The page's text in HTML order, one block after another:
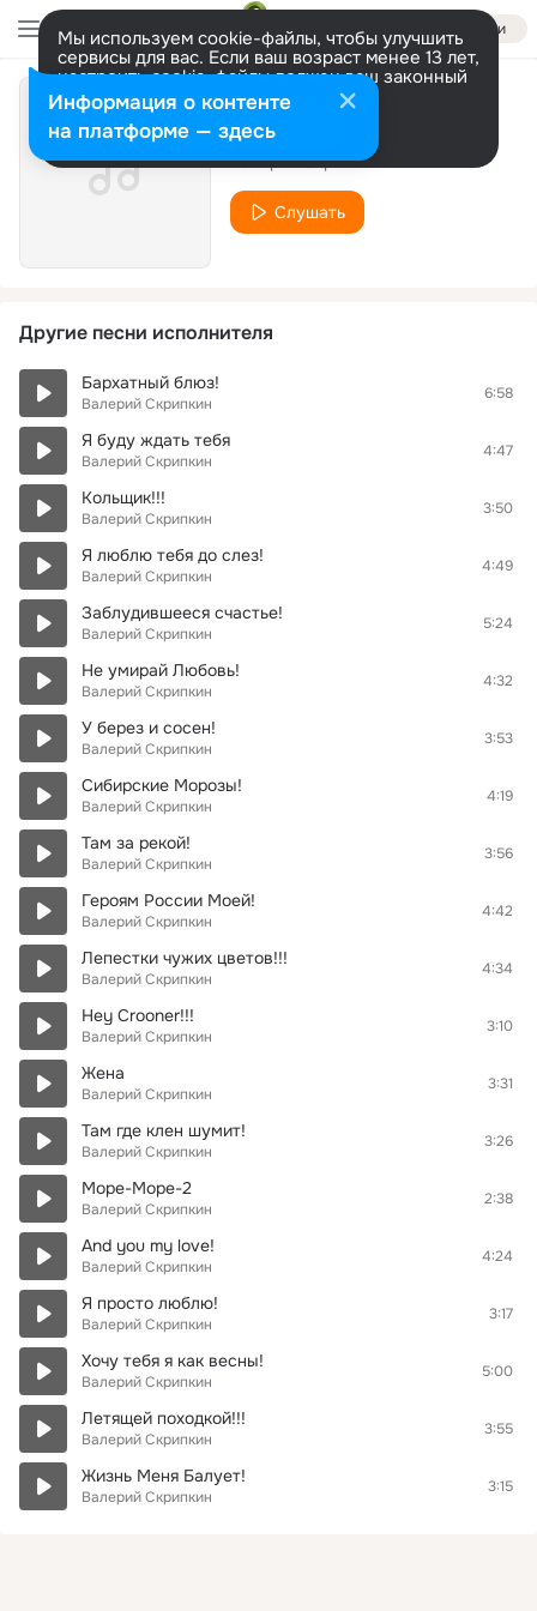
Войти
Мы используем cookie-файлы, чтобы улучшить
сервисы для вас. Если ваш возраст менее 13 лет,
настроить cookie-файлы должен ваш законный
представитель. Больше информации
Разрешить все Настроить
Она не ты!!!
Валерий Скрипкин
Слушать
Другие песни исполнителя
Бархатный блюз!
Валерий Скрипкин
6:58
Я буду ждать тебя
Валерий Скрипкин
4:47
Кольщик!!!
Валерий Скрипкин
3:50
Я люблю тебя до слез!
Валерий Скрипкин
4:49
Заблудившееся счастье!
Валерий Скрипкин
5:24
Не умирай Любовь!
Валерий Скрипкин
4:32
У берез и сосен!
Валерий Скрипкин
3:53
Сибирские Морозы!
Валерий Скрипкин
4:19
Там за рекой!
Валерий Скрипкин
3:56
Героям России Моей!
Валерий Скрипкин
4:42
Лепестки чужих цветов!!!
Валерий Скрипкин
4:34
Hey Crooner!!!
Валерий Скрипкин
3:10
Жена
Валерий Скрипкин
3:31
Там где клен шумит!
Валерий Скрипкин
3:26
Море-Море-2
Валерий Скрипкин
2:38
And you my love!
Валерий Скрипкин
4:24
Я просто люблю!
Валерий Скрипкин
3:17
Хочу тебя я как весны!
Валерий Скрипкин
5:00
Летящей походкой!!!
Валерий Скрипкин
3:55
Жизнь Меня Балует!
Валерий Скрипкин
3:15
Информация о контенте
на платформе — здесь